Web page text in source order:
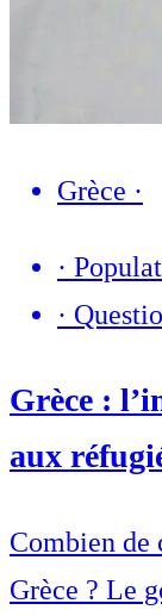
Grèce ·
·
·
Grèce :
aux
Combien de
Grèce ? Le